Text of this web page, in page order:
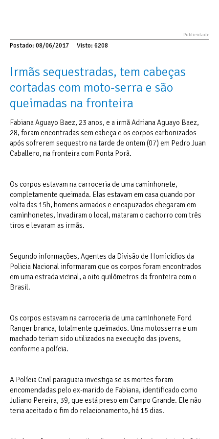
Postado: 08/06/2017 Visto: 6208
Irmãs sequestradas, tem cabeças
cortadas com moto-serra e são
queimadas na fronteira
Fabiana Aguayo Baez, 23 anos, e a irmã Adriana Aguayo Baez,
28, foram encontradas sem cabeça e os corpos carbonizados
após sofrerem sequestro na tarde de ontem (07) em Pedro Juan
Caballero, na fronteira com Ponta Porã.
Os corpos estavam na carroceria de uma caminhonete,
completamente queimada. Elas estavam em casa quando por
volta das 15h, homens armados e encapuzados chegaram em
caminhonetes, invadiram o local, mataram o cachorro com três
tiros e levaram as irmãs.
Segundo informações, Agentes da Divisão de Homicídios da
Policia Nacional informaram que os corpos foram encontrados
em uma estrada vicinal, a oito quilômetros da fronteira com o
Brasil.
Os corpos estavam na carroceria de uma caminhonete Ford
Ranger branca, totalmente queimados. Uma motosserra e um
machado teriam sido utilizados na execução das jovens,
conforme a polícia.
A Polícia Civil paraguaia investiga se as mortes foram
encomendadas pelo ex-marido de Fabiana, identificado como
Juliano Pereira, 39, que está preso em Campo Grande. Ele não
teria aceitado o fim do relacionamento, há 15 dias.